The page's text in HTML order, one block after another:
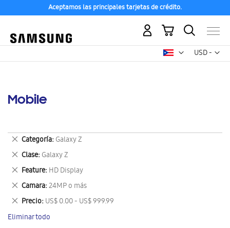
Aceptamos las principales tarjetas de crédito.
USD -
dólar
Mi carrito
Mobile
Categoría Galaxy Z
Eliminar
este
artículo
Clase Galaxy Z
Eliminar
este
artículo
Feature HD Display
Eliminar
este
artículo
Camara 24MP o más
Eliminar
este
artículo
Precio US$ 0.00 - US$ 999.99
Eliminar
este
artículo
Eliminar todo